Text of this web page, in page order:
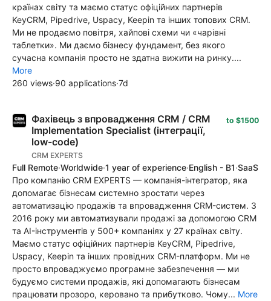
країнах світу та маємо статус офіційних партнерів
KeyCRM, Pipedrive, Uspacy, Keepin та інших топових CRM.
Ми не продаємо повітря, хайпові схеми чи «чарівні
таблетки». Ми даємо бізнесу фундамент, без якого
сучасна компанія просто не здатна вижити на ринку....
More
260 views·90 applications·7d
Фахівець з впровадження CRM / CRM
Implementation Specialist (інтеграції,
low-code)
CRM EXPERTS
to $1500
Full Remote·Worldwide·1 year of experience·English - B1·SaaS
Про компанію CRM EXPERTS — компанія-інтегратор, яка
допомагає бізнесам системно зростати через
автоматизацію продажів та впровадження CRM-систем. З
2016 року ми автоматизували продажі за допомогою CRM
та AI-інструментів у 500+ компаніях у 27 країнах світу.
Маємо статус офіційних партнерів KeyCRM, Pipedrive,
Uspacy, Keepin та інших провідних CRM-платформ. Ми не
просто впроваджуємо програмне забезпечення — ми
будуємо системи продажів, які допомагають бізнесам
працювати прозоро, керовано та прибутково. Чому... More